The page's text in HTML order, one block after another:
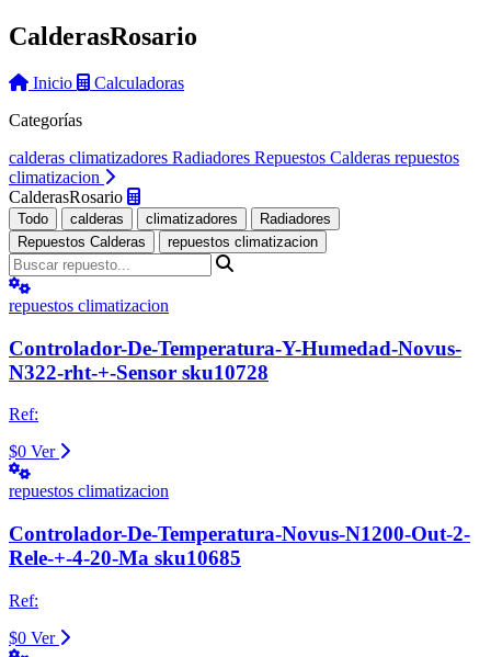
CalderasRosario
Inicio
Calculadoras
Categorías
calderas climatizadores Radiadores Repuestos Calderas repuestos
climatizacion
CalderasRosario
Todo calderas climatizadores
Radiadores
Repuestos Calderas
repuestos climatizacion
repuestos climatizacion
Controlador-De-Temperatura-Y-Humedad-Novus-
N322-rht-+-Sensor sku10728
Ref:
$0 Ver
repuestos climatizacion
Controlador-De-Temperatura-Novus-N1200-Out-2-
Rele-+-4-20-Ma sku10685
Ref:
$0 Ver